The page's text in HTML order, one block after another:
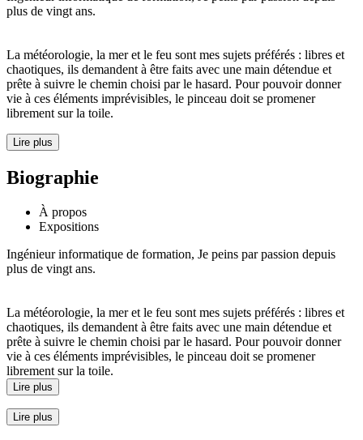
plus de vingt ans.
La météorologie, la mer et le feu sont mes sujets préférés : libres et
chaotiques, ils demandent à être faits avec une main détendue et
prête à suivre le chemin choisi par le hasard. Pour pouvoir donner
vie à ces éléments imprévisibles, le pinceau doit se promener
librement sur la toile.
Lire plus
Biographie
À propos
Expositions
Ingénieur informatique de formation, Je peins par passion depuis
plus de vingt ans.
La météorologie, la mer et le feu sont mes sujets préférés : libres et
chaotiques, ils demandent à être faits avec une main détendue et
prête à suivre le chemin choisi par le hasard. Pour pouvoir donner
vie à ces éléments imprévisibles, le pinceau doit se promener
librement sur la toile.
Lire plus
Lire plus